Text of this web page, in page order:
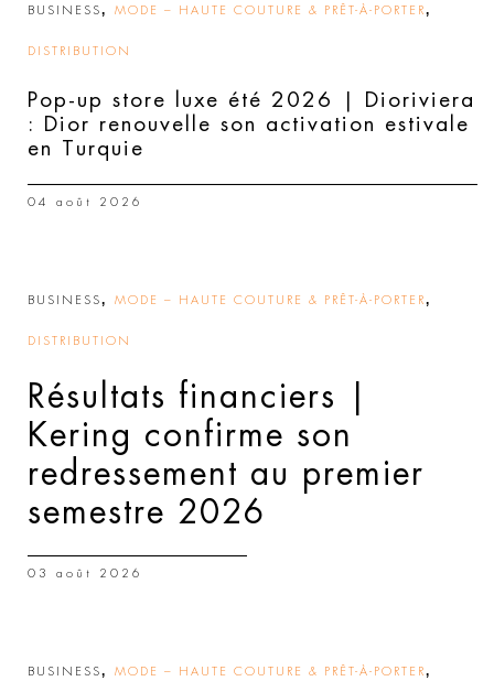
BUSINESS, MODE – HAUTE COUTURE & PRÊT-À-PORTER,
DISTRIBUTION
Pop-up store luxe été 2026 | Dioriviera
: Dior renouvelle son activation estivale
en Turquie
04 août 2026
BUSINESS, MODE – HAUTE COUTURE & PRÊT-À-PORTER,
DISTRIBUTION
Résultats financiers |
Kering confirme son
redressement au premier
semestre 2026
03 août 2026
BUSINESS, MODE – HAUTE COUTURE & PRÊT-À-PORTER,